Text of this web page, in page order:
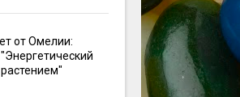
от Омелии: